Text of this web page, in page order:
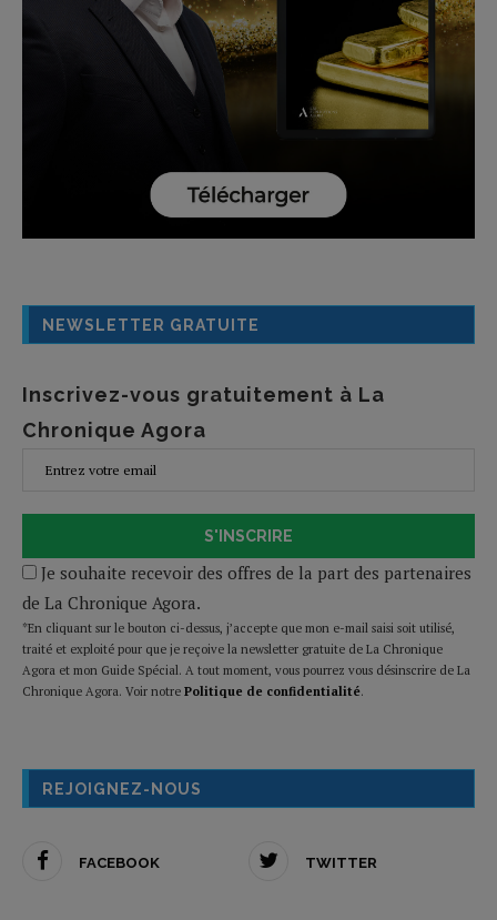
NEWSLETTER GRATUITE
Inscrivez-vous gratuitement à La
Chronique Agora
S'INSCRIRE
Je souhaite recevoir des offres de la part des partenaires
de La Chronique Agora.
*En cliquant sur le bouton ci-dessus, j’accepte que mon e-mail saisi soit utilisé,
traité et exploité pour que je reçoive la newsletter gratuite de La Chronique
Agora et mon Guide Spécial. A tout moment, vous pourrez vous désinscrire de La
Chronique Agora. Voir notre Politique de confidentialité.
REJOIGNEZ-NOUS
FACEBOOK TWITTER